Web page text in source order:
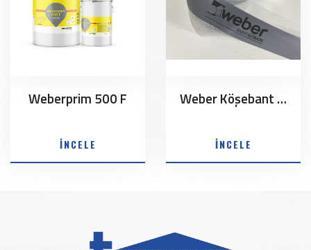
Weberprim 500 F
İNCELE
Weber Köşebant 100/120
İNCELE